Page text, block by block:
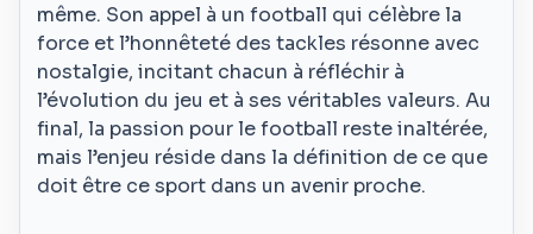
même. Son appel à un football qui célèbre la
force et l’honnêteté des tackles résonne avec
nostalgie, incitant chacun à réfléchir à
l’évolution du jeu et à ses véritables valeurs. Au
final, la passion pour le football reste inaltérée,
mais l’enjeu réside dans la définition de ce que
doit être ce sport dans un avenir proche.